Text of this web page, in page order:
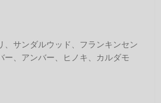
、サンダルウッド、フランキンセン
ー、アンバー、ヒノキ、カルダモ